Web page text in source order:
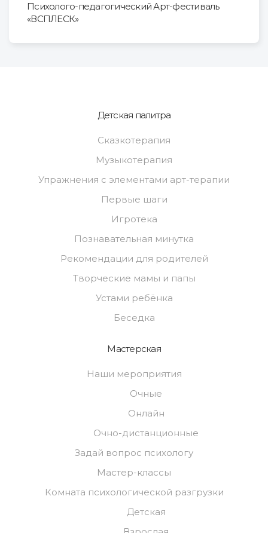
Психолого-педагогический Арт-фестиваль
«ВСПЛЕСК»
Детская палитра
Сказкотерапия
Музыкотерапия
Упражнения с элементами арт-терапии
Первые шаги
Игротека
Познавательная минутка
Рекомендации для родителей
Творческие мамы и папы
Устами ребёнка
Беседка
Мастерская
Наши мероприятия
Очные
Онлайн
Очно-дистанционные
Задай вопрос психологу
Мастер-классы
Комната психологической разгрузки
Детская